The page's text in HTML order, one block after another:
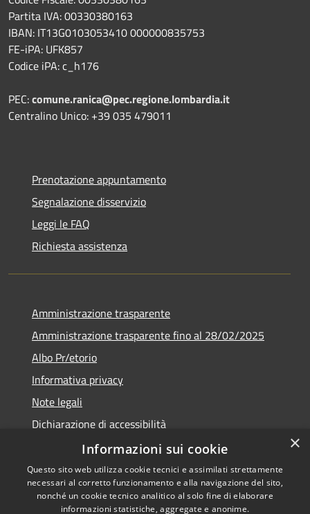
Partita IVA: 00330380163
IBAN: IT13G0103053410 000000835753
FE-iPA: UFK857
Codice iPA: c_h176
PEC:comune.ranica@pec.regione.lombardia.it
Centralino Unico: +39 035 479011
Prenotazione appuntamento
Segnalazione disservizio
Leggi le FAQ
Richiesta assistenza
Amministrazione trasparente
Amministrazione trasparente fino al 28/02/2025
Albo Pr/etorio
Informativa privacy
Note legali
Dichiarazione di accessibilità
Obiettivi di accessibilità
×
Informazioni sui cookie
Questo sito web utilizza cookie tecnici e assimilati strettamente
necessari al corretto funzionamento e alla navigazione del sito,
nonché un cookie tecnico analitico al solo fine di elaborare
informazioni statistiche, aggregate e anonime.